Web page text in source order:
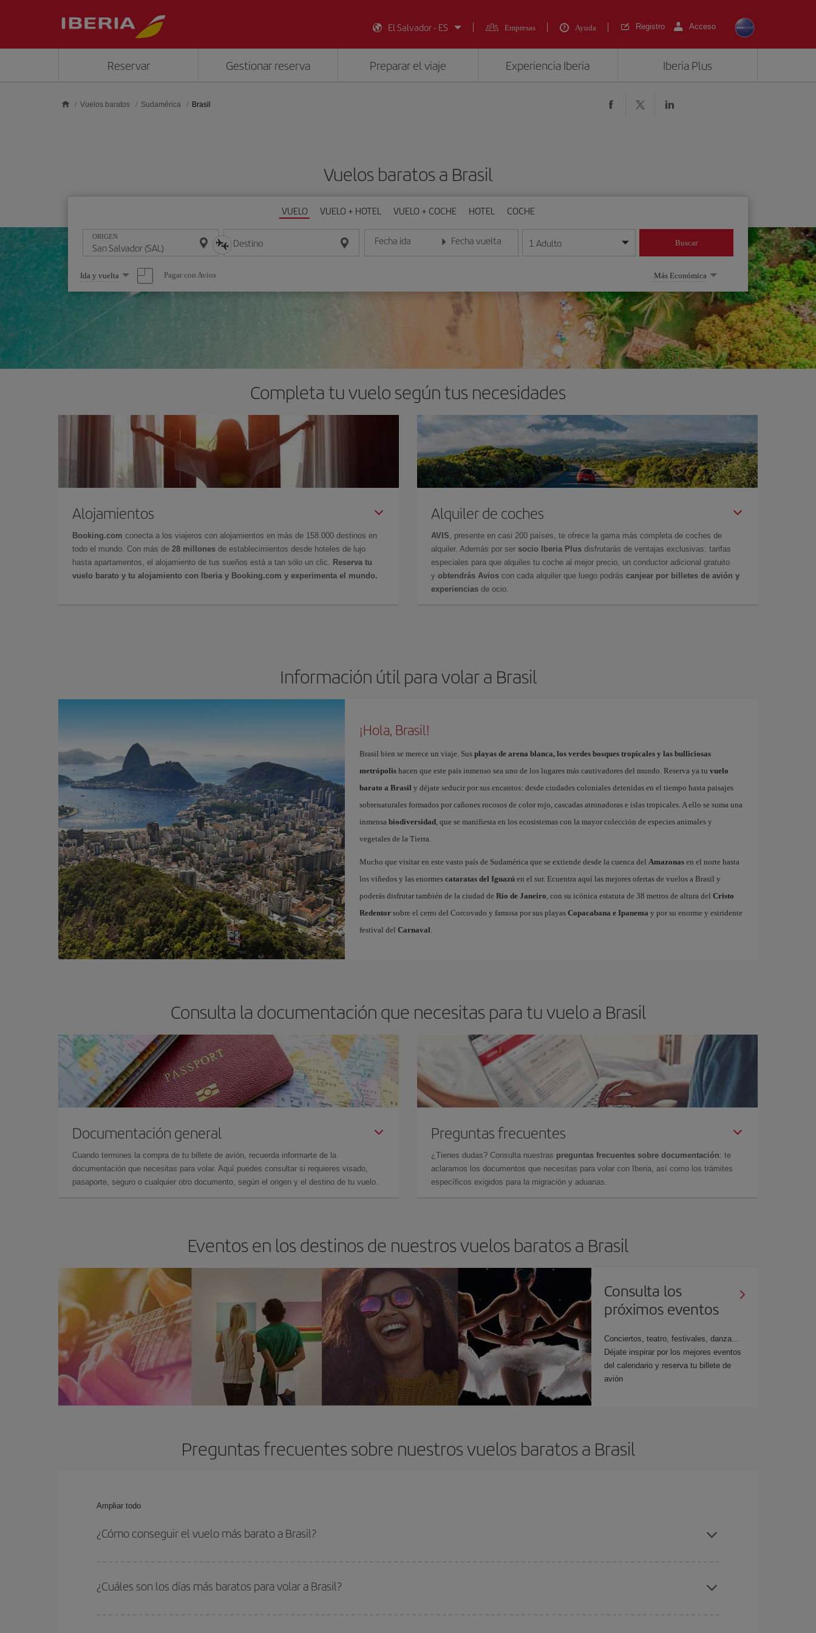
El Salvador - ES
Empresas Ayuda Registro Acceso
Reservar Gestionar reserva Preparar el viaje Experiencia Iberia Iberia Plus
Vuelos baratos Sudamérica Brasil
Vuelos baratos a Brasil
VUELO VUELO + HOTEL VUELO + COCHE HOTEL COCHE
ORIGEN Destino Fecha ida
Introduce la fecha en formato día/mes/año
Fecha vuelta
Introduce la fecha en formato día/mes/año
1 Adulto Buscar
Seleccione
una
opción
Ida y vuelta Pagar con Avios Más Económica
Completa tu vuelo según tus necesidades
Alojamientos
Booking.com conecta a los viajeros con alojamientos en más de 158.000 destinos en
todo el mundo. Con más de 28 millones de establecimientos desde hoteles de lujo
hasta apartamentos, el alojamiento de tus sueños está a tan sólo un clic.
Reserva tu
vuelo barato y tu alojamiento con Iberia y Booking.com y experimenta el mundo.
Alquiler de coches
AVIS , presente en casi 200 países, te ofrece la gama más completa de coches de
alquiler. Además por ser socio Iberia Plus disfrutarás de ventajas exclusivas: tarifas
especiales para que alquiles tu coche al mejor precio, un conductor adicional gratuito
y obtendrás Avios con cada alquiler que luego podrás canjear por billetes de avión y
experiencias de ocio.
Información útil para volar a Brasil
¡Hola, Brasil!
Brasil bien se merece un viaje. Sus playas de arena blanca, los verdes bosques tropicales y las bulliciosas
metrópolishacen que este país inmenso sea uno de los lugares más cautivadores del mundo. Reserva ya tu vuelo
barato a Brasil y déjate seducir por sus encantos: desde ciudades coloniales detenidas en el tiempo hasta paisajes
sobrenaturales formados por cañones rocosos de color rojo, cascadas atronadoras e islas tropicales. A ello se suma una
inmensa biodiversidad, que se manifiesta en los ecosistemas con la mayor colección de especies animales y
vegetales de la Tierra.
Mucho que visitar en este vasto país de Sudamérica que se extiende desde la cuenca del Amazonasen el norte hasta
los viñedos y las enormes cataratas del Iguazúen el sur. Ecuentra aquí las mejores ofertas de vuelos a Brasil y
poderás disfrutar también de la ciudad de Río de Janeiro , con su icónica estatuta de 38 metros de altura del Cristo
Redentorsobre el cerro del Corcovado y famosa por sus playas Copacabana e Ipanema y por su enorme y estridente
festival del Carnaval
Consulta la documentación que necesitas para tu vuelo a Brasil
Documentación general
Cuando termines la compra de tu billete de avión, recuerda informarte de la
documentación que necesitas para volar. Aquí puedes consultar si requieres visado,
pasaporte, seguro o cualquier otro documento, según el origen y el destino de tu vuelo.
Preguntas frecuentes
¿Tienes dudas? Consulta nuestras preguntas frecuentes sobre documentación: te
aclaramos los documentos que necesitas para volar con Iberia, así como los trámites
específicos exigidos para la migración y aduanas.
Eventos en los destinos de nuestros vuelos baratos a Brasil
Consulta los
próximos eventos
Conciertos, teatro, festivales, danza...
Déjate inspirar por los mejores eventos
del calendario y reserva tu billete de
avión
Preguntas frecuentes sobre nuestros vuelos baratos a Brasil
Ampliar todo
¿Cómo conseguir el vuelo más barato a Brasil?
vuelta. Además, si no tienes decidido un destino concreto para tu viaje, mira nuestras ofertas y déjate inspirar: seguro que encuentras el vuelo más barato.
¿Cuáles son los días más baratos para volar a Brasil?